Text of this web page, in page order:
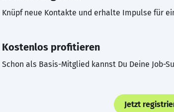
Knüpf neue Kontakte und erhalte Impulse für
Kostenlos profitieren
Schon als Basis-Mitglied kannst Du Deine Job-
Jetzt